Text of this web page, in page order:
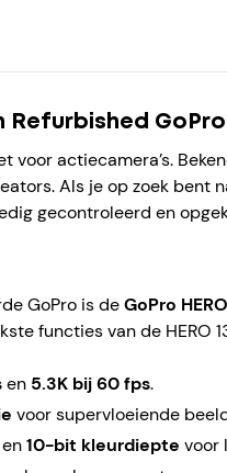
Refurbished
voor actiecamera’s.
Als je op zoek bent
gecontroleerd en
GoPro is deGoPro
functies van de HERO
en 5.3K bij 60 fps.
voor supervloeiende
en10-bit kleurdiepte voor